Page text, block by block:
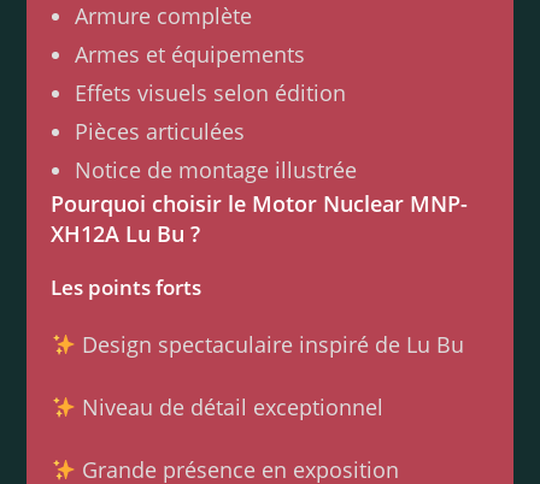
Armure complète
Armes et équipements
Effets visuels selon édition
Pièces articulées
Notice de montage illustrée
Pourquoi choisir le Motor Nuclear MNP-
XH12A Lu Bu ?
Les points forts
Design spectaculaire inspiré de Lu Bu
Niveau de détail exceptionnel
Grande présence en exposition